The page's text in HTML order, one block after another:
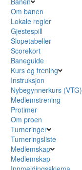
Om banen
Lokale regler
Gjestespill
Slopetabeller
Scorekort
Baneguide
Kurs og trening
Instruksjon
Nybegynnerkurs (VTG)
Medlemstrening
Protimer
Om proen
Turneringer
Turneringsliste
Medlemskap
Medlemskap